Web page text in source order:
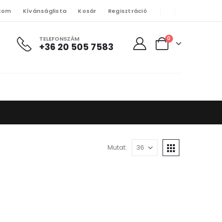
Kívánságlista Kosár Regisztráció
TELEFONSZÁM
+36 20 505 7583
0
Mutat: